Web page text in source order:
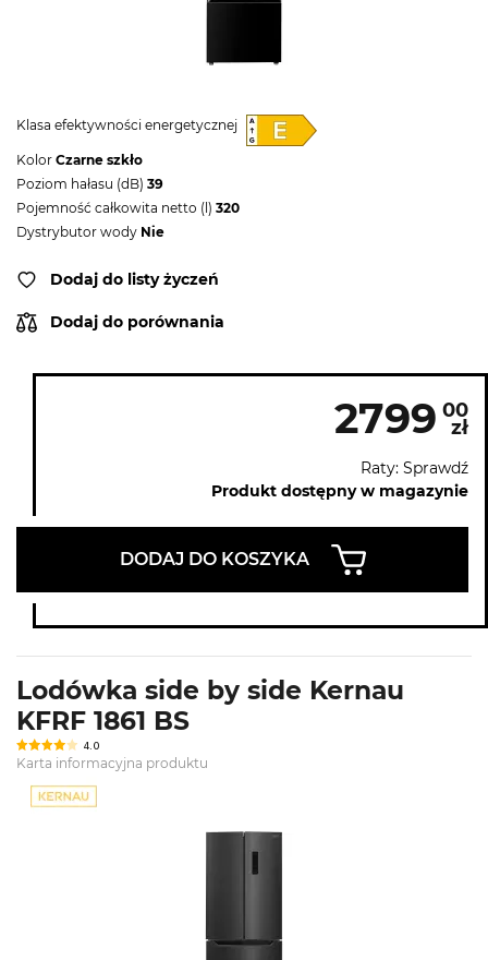
Klasa efektywności energetycznej
Kolor Czarne szkło
Poziom hałasu (dB) 39
Pojemność całkowita netto (l) 320
Dystrybutor wody Nie
Dodaj do listy życzeń
Dodaj do porównania
2799 00
zł
Raty: Sprawdź
Produkt dostępny w magazynie
DODAJ DO KOSZYKA
Lodówka side by side Kernau
KFRF 1861 BS
4.0
Karta informacyjna produktu